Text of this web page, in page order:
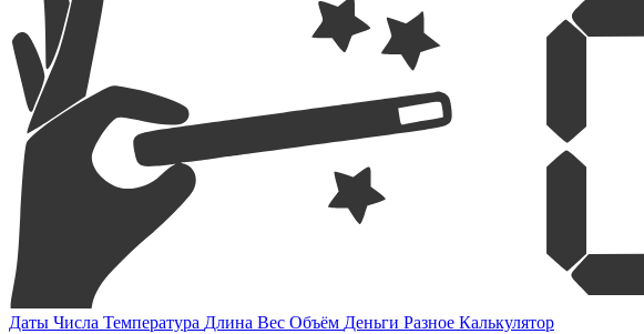
Даты Числа Температура Длина Вес Объём Деньги Разное Калькулятор